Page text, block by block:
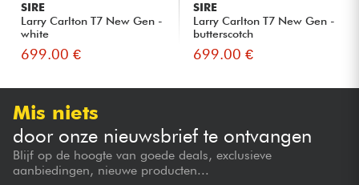
SIRE
Larry Carlton T7 New Gen -
white
699.00 €
SIRE
Larry Carlton T7 New Gen -
butterscotch
699.00 €
Mis niets
door onze nieuwsbrief te ontvangen
Blijf op de hoogte van goede deals, exclusieve
aanbiedingen, nieuwe producten...